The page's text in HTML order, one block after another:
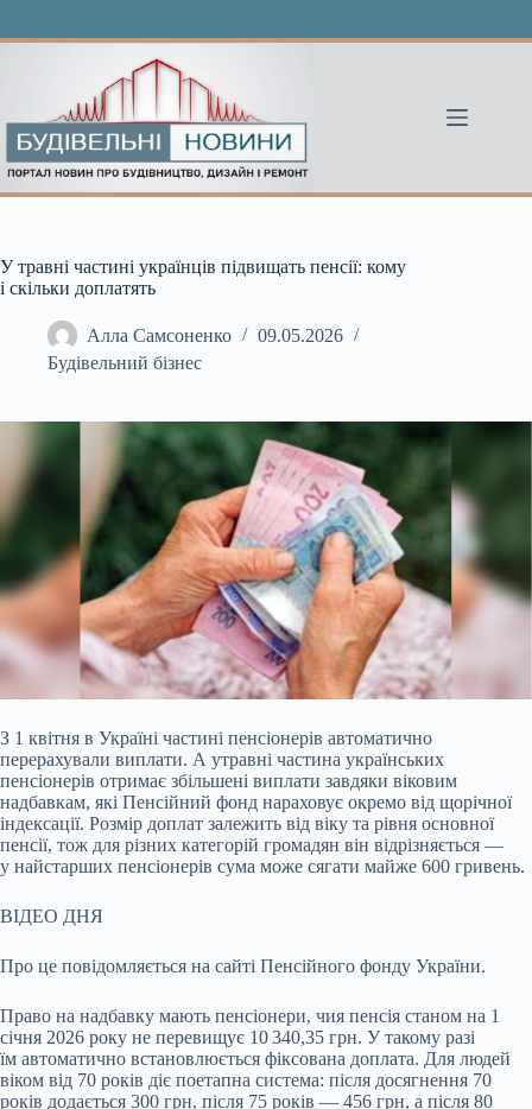
У травні частині українців підвищать пенсії: кому
і скільки доплатять
Алла Самсоненко
09.05.2026
Будівельний бізнес
З 1 квітня в Україні частині пенсіонерів автоматично
перерахували виплати. А утравні частина українських
пенсіонерів отримає збільшені виплати завдяки віковим
надбавкам, які Пенсійний фонд нараховує окремо від щорічної
індексації. Розмір доплат залежить від віку та рівня основної
пенсії, тож для різних категорій громадян він відрізняється —
у найстарших пенсіонерів сума може сягати майже 600 гривень.
ВІДЕО ДНЯ
Про це повідомляється на сайті Пенсійного фонду України.
Право на надбавку мають пенсіонери, чия пенсія станом на 1
січня 2026 року не перевищує 10 340,35 грн. У такому разі
їм автоматично встановлюється фіксована доплата. Для людей
віком від 70 років діє поетапна система: після досягнення 70
років додається 300 грн, після 75 років — 456 грн, а після 80